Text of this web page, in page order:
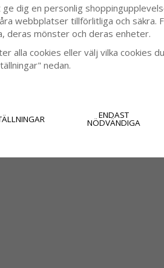
dig en personlig
webbplatser tillförlitliga och säkra.
deras mönster och deras enheter.
alla cookies eller välj vilka cookies
nedan.
ENDAST
NÖDVÄNDIGA